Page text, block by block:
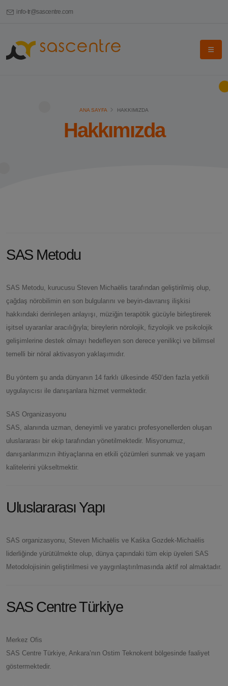
info-tr@sascentre.com
ANA SAYFA HAKKIMIZDA
Hakkımızda
SAS Metodu
SAS Metodu, kurucusu Steven Michaëlis tarafından geliştirilmiş olup,
çağdaş nörobilimin en son bulgularını ve beyin-davranış ilişkisi
hakkındaki derinleşen anlayışı, müziğin terapötik gücüyle birleştirerek
işitsel uyaranlar aracılığıyla; bireylerin nörolojik, fizyolojik ve psikolojik
gelişimlerine destek olmayı hedefleyen son derece yenilikçi ve bilimsel
temelli bir nöral aktivasyon yaklaşımıdır.
Bu yöntem şu anda dünyanın 14 farklı ülkesinde 450’den fazla yetkili
uygulayıcısı ile danışanlara hizmet vermektedir.
SAS Organizasyonu
SAS, alanında uzman, deneyimli ve yaratıcı profesyonellerden oluşan
uluslararası bir ekip tarafından yönetilmektedir. Misyonumuz,
danışanlarımızın ihtiyaçlarına en etkili çözümleri sunmak ve yaşam
kalitelerini yükseltmektir.
Uluslararası Yapı
SAS organizasyonu, Steven Michaëlis ve Kaśka Gozdek-Michaëlis
liderliğinde yürütülmekte olup, dünya çapındaki tüm ekip üyeleri SAS
Metodolojisinin geliştirilmesi ve yaygınlaştırılmasında aktif rol almaktadır.
SAS Centre Türkiye
Merkez Ofis
SAS Centre Türkiye, Ankara’nın Ostim Teknokent bölgesinde faaliyet
göstermektedir.